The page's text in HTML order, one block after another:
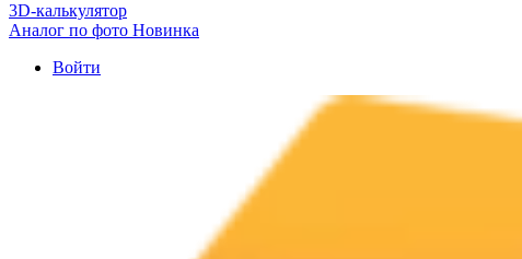
3D-калькулятор
Аналог по фото Новинка
Войти